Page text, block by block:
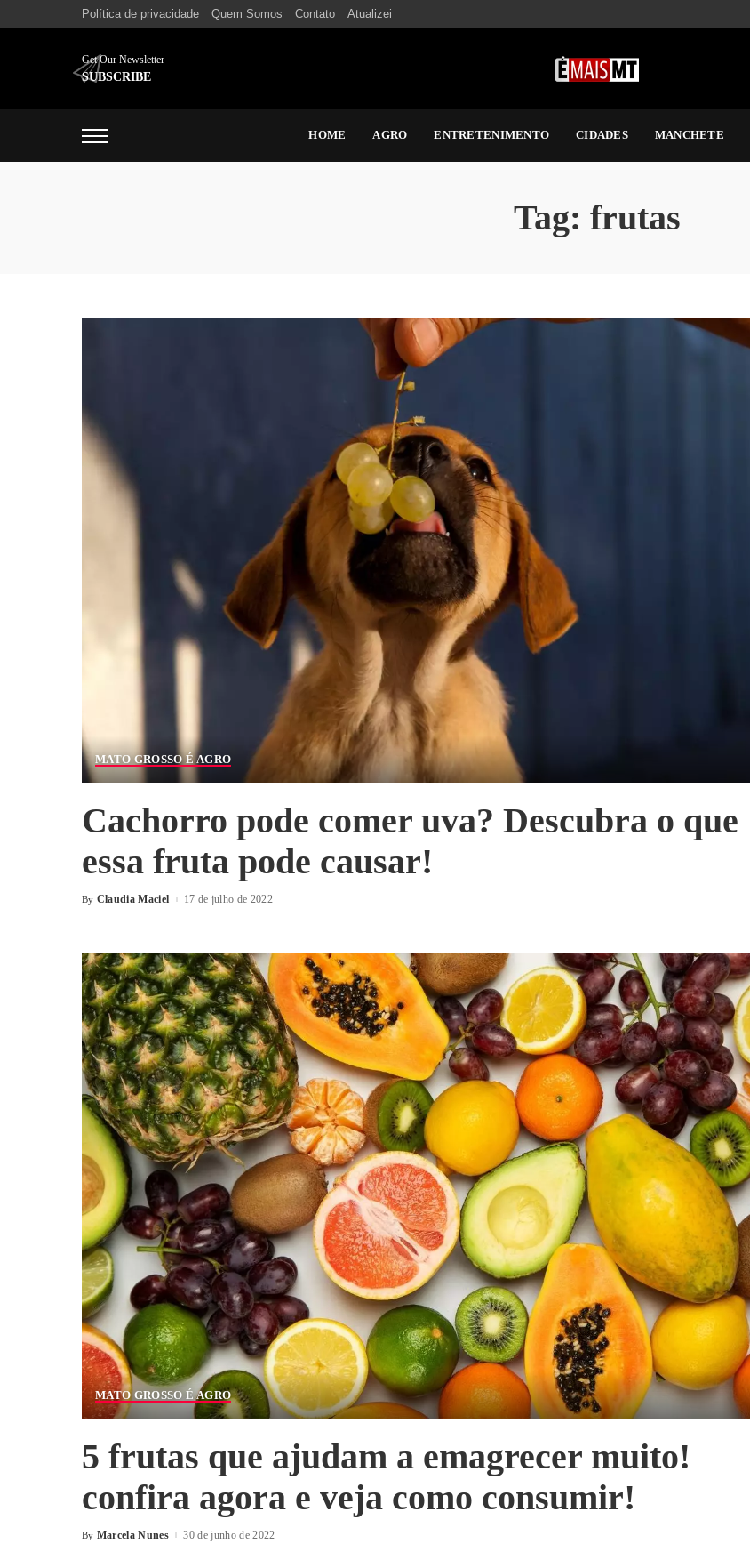
Política de privacidade Quem Somos Contato Atualizei
Get Our Newsletter
SUBSCRIBE
HOME AGRO ENTRETENIMENTO CIDADES MANCHETE
Tag: frutas
MATO GROSSO É AGRO
Cachorro pode comer uva? Descubra o que
essa fruta pode causar!
By Claudia Maciel 17 de julho de 2022
MATO GROSSO É AGRO
5 frutas que ajudam a emagrecer muito!
confira agora e veja como consumir!
By Marcela Nunes 30 de junho de 2022